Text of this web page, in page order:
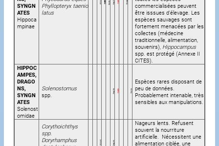
SYNGN
ATES
Hippoca
mpinae
Phyllopteryx taenio
latus
commercialisées peuvent
être isssues d’élevage. Les
espèces sauvages sont
fortement menacées par les
collectes (médecine
traditionnelle, alimentation,
souvenirs), Hippocampus
spp. est protégé (Annexe II
CITES).
HIPPOC
AMPES,
DRAGO
NS,
SYNGN
ATES
Solenost
omidae
Solenostomus
spp.
Espèces rares disposant de
peu de données.
Probablement intenable, très
sensibles aux manipulations.
Corythoichthys
spp.
Doryrhamphus
Nageurs lents. Refusent
souvent la nourriture
artificielle. Nécessitent une
alimentation ciblée, une